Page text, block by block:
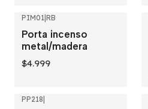
PIM01 RB
Porta incenso
metal/madera
$4.999
PP218